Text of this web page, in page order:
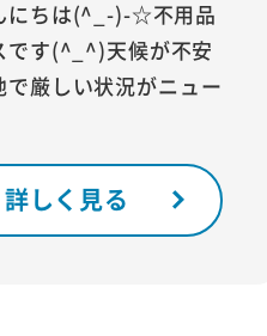
にちは(^_-)-☆不用品
です(^_^)天候が不安
で厳しい状況がニュー
詳しく見る